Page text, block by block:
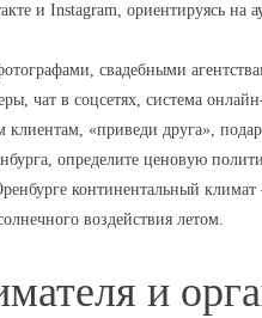
и Instagram, ориентируясь на
свадебными
чат в соцсетях, система
«приведи друга»,
определите ценовую
континентальный
воздействия летом.
и